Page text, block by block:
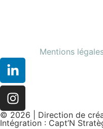
Mentions
© 2026 | Direction de
Intégration : Capt’N